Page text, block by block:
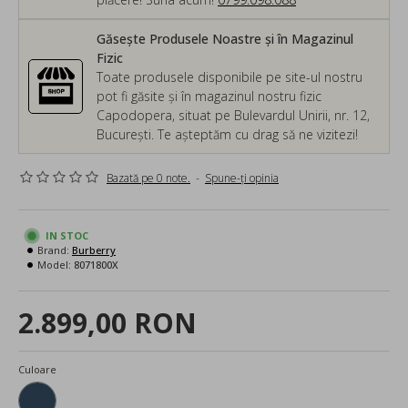
Găsește Produsele Noastre și în Magazinul
Fizic
Toate produsele disponibile pe site-ul nostru
pot fi găsite și în magazinul nostru fizic
Capodopera, situat pe Bulevardul Unirii, nr. 12,
București. Te așteptăm cu drag să ne vizitezi!
Bazată pe 0 note. - Spune-ţi opinia
2.899,00 RON
IN STOC
Brand: Burberry
Model: 8071800X
Culoare